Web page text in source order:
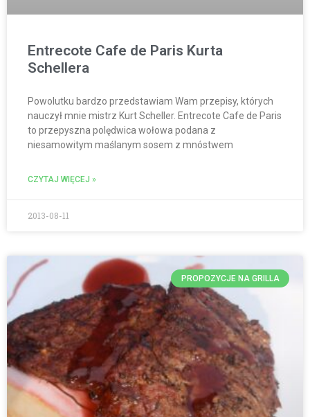
Entrecote Cafe de Paris Kurta
Schellera
Powolutku bardzo przedstawiam Wam przepisy, których
nauczył mnie mistrz Kurt Scheller. Entrecote Cafe de Paris
to przepyszna polędwica wołowa podana z
niesamowitym maślanym sosem z mnóstwem
CZYTAJ WIĘCEJ »
2013-08-11
PROPOZYCJE NA GRILLA